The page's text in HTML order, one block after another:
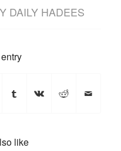
DAILY HADEES
like